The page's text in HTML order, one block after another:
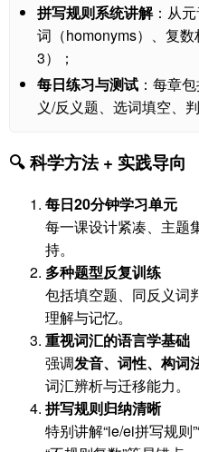
拼写规则系统讲解：从
词（homonyms）、复
3）；
每日练习与测试 ：每章
义/反义题、选词填空、
🔍 科学方法 + 实践导向
每日20分钟学习单元
每一课设计紧凑、主题
持。
多种题型反复训练
包括填空题、同反义词
理解与记忆。
重视词汇的语言学基础
强调发音、词性、构词
词汇辨析与迁移能力。
拼写规则归纳清晰
特别讲解“ie/ei拼写规则